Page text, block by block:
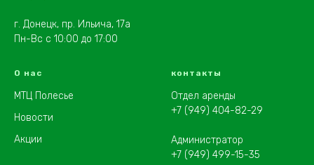
г. Донецк, пр. Ильича, 17а
Пн-Вс с 10:00 до 17:00
О нас
МТЦ Полесье
Новости
Акции
контакты
Отдел аренды
+7 (949) 404-82-29
Администратор
+7 (949) 499-15-35